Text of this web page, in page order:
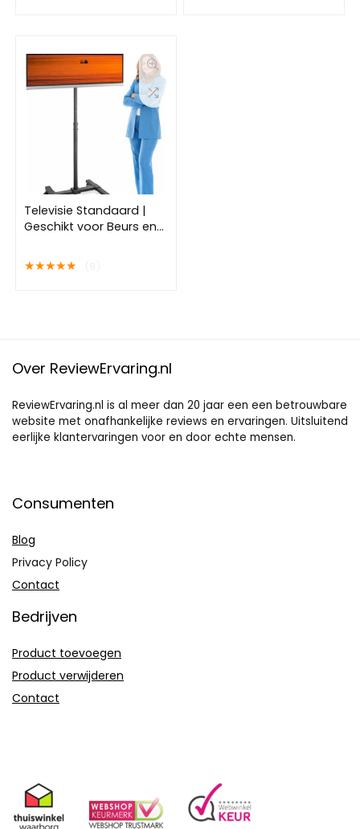
Televisie Standaard |
Geschikt voor Beurs en
TV Standaard | 20 jaar
Garantie
★★★★★
Over ReviewErvaring.nl
ReviewErvaring.nl is al meer dan 20 jaar een een betrouwbare
website met onafhankelijke reviews en ervaringen. Uitsluitend
eerlijke klantervaringen voor en door echte mensen.
Consumenten
Blog
Privacy Policy
Contact
Bedrijven
Product toevoegen
Product verwijderen
Contact